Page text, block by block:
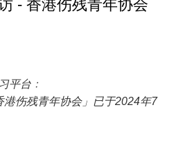
- 香港伤残青年协会
平台﹕
港伤残青年协会」已于2024年7